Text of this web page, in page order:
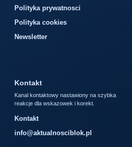
Polityka prywatnosci
Polityka cookies
Newsletter
Kontakt
Kanal kontaktowy nastawiony na szybka
reakcje dla wskazowek i korekt.
Kontakt
info@aktualnosciblok.pl